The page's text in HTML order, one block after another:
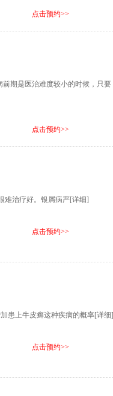
点击预约>>
期是医治难度较小的时候，只要
点击预约>>
难治疗好。银屑病严[详细]
点击预约>>
患上牛皮癣这种疾病的概率[详细]
点击预约>>